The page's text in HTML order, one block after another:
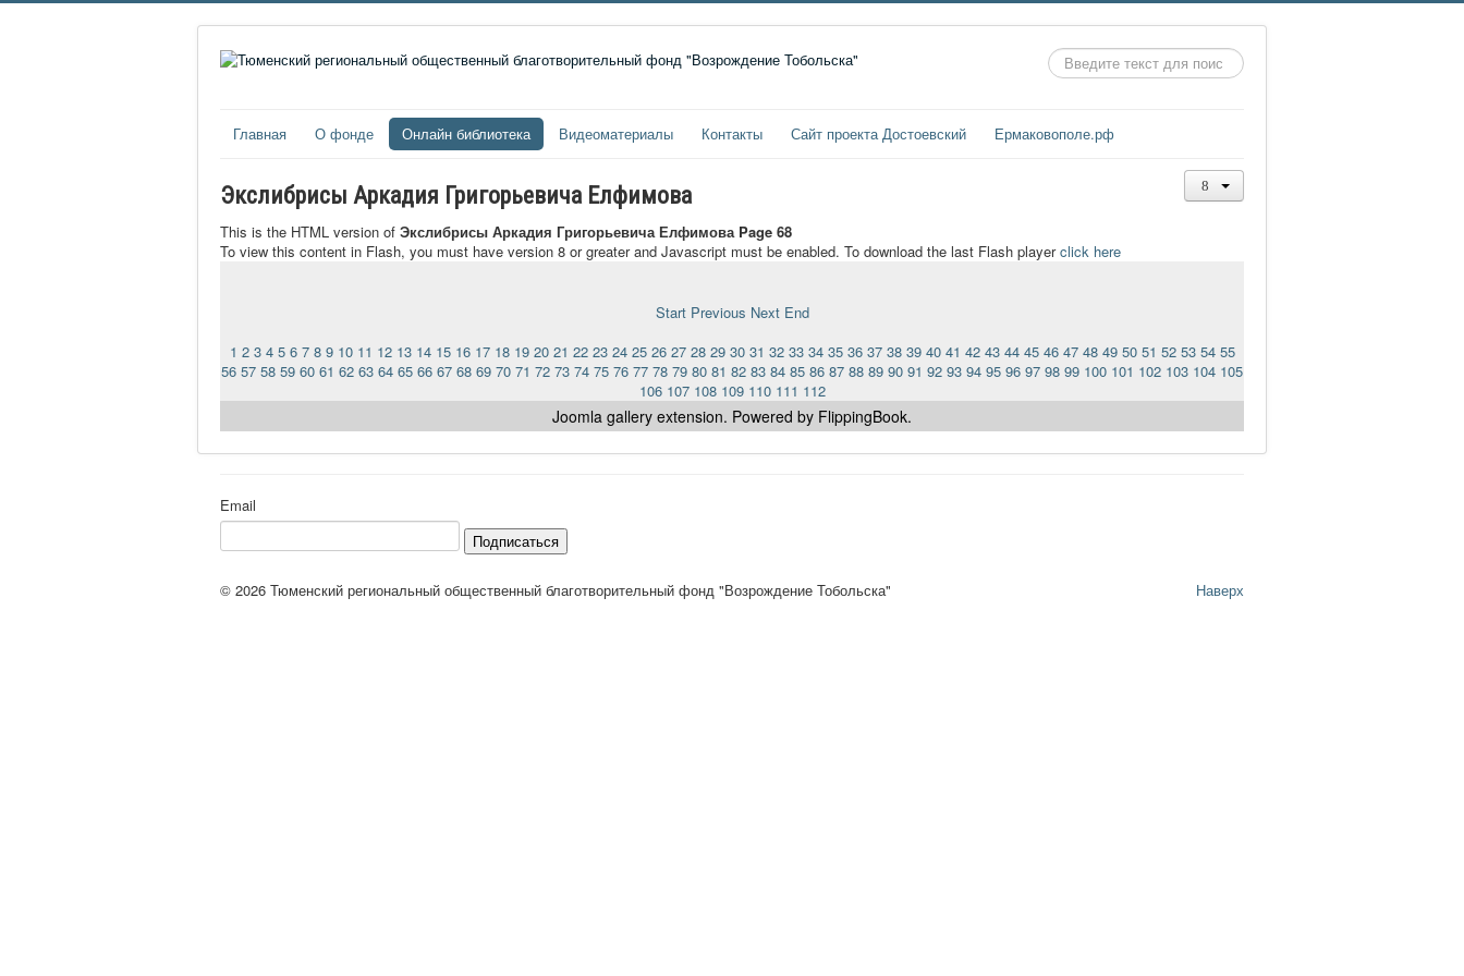
Искать...
Главная О фонде Онлайн библиотека Видеоматериалы Контакты Сайт проекта Достоевский Ермаковополе.рф
Экслибрисы Аркадия Григорьевича Елфимова
This is the HTML version of Экслибрисы Аркадия Григорьевича Елфимова Page 68
To view this content in Flash, you must have version 8 or greater and Javascript must be enabled. To download the last Flash playerclick here
Start Previous Next End
1 2 3 4 5 6 7 8 9 10 11 12 13 14 15 16 17 18 19 20 21 22 23 24 25 26 27 28 29 30 31 32 33 34 35 36 37 38 39 40 41 42 43 44 45 46 47 48 49 50 51 52 53 54 55
56 57 58 59 60 61 62 63 64 65 66 67 68 69 70 71 72 73 74 75 76 77 78 79 80 81 82 83 84 85 86 87 88 89 90 91 92 93 94 95 96 97 98 99 100 101 102 103 104 105
106 107 108 109 110 111 112
Joomla gallery extension. Powered by FlippingBook.
Email
Подписаться
Наверх
© 2026 Тюменский региональный общественный благотворительный фонд "Возрождение Тобольска"